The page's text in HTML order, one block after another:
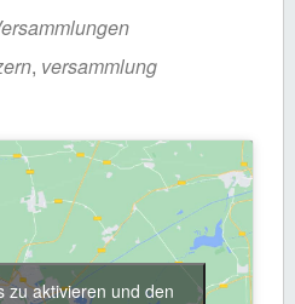
, versammlung
zu aktivieren und den